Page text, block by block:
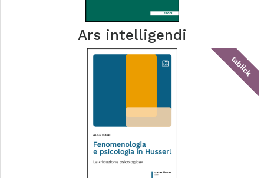
Ars intelligendi
tablick